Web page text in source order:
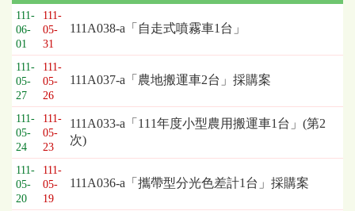
招
標
採
購
列
表，
欄
位
依
序
為：
開
111-
06-
01
111-
05-
31
111A038-a「自走式噴霧車1台」
111-
05-
27
111-
05-
26
111A037-a「農地搬運車2台」採購案
111-
05-
24
111-
05-
23
111A033-a「111年度小型農用搬運車1台」(第2
次)
111-
05-
20
111-
05-
19
111A036-a「攜帶型分光色差計1台」採購案